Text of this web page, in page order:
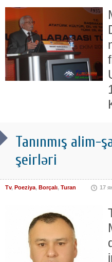
Tanınmış alim-
şeirləri
Tv, Poeziya, Borçalı, Turan 17